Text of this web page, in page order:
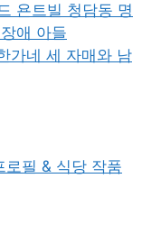
욘트빌 청담동 명
애 아들
가네 세 자매와 남
로필 & 식당 작품